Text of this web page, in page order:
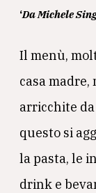
‘Da Michele
Il menù,
casa madre,
arricchite
questo si
la pasta, le
drink e